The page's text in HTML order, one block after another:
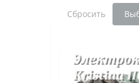
Сбросить